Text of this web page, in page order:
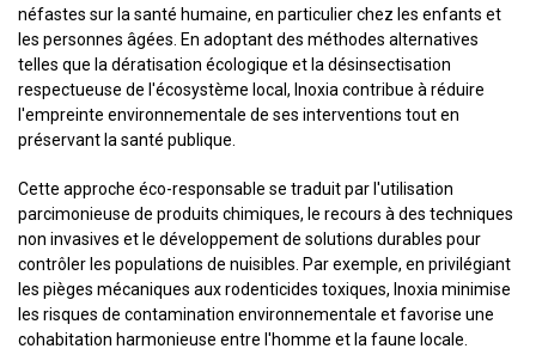
néfastes sur la santé humaine, en particulier chez les enfants et
les personnes âgées. En adoptant des méthodes alternatives
telles que la dératisation écologique et la désinsectisation
respectueuse de l'écosystème local, Inoxia contribue à réduire
l'empreinte environnementale de ses interventions tout en
préservant la santé publique.
Cette approche éco-responsable se traduit par l'utilisation
parcimonieuse de produits chimiques, le recours à des techniques
non invasives et le développement de solutions durables pour
contrôler les populations de nuisibles. Par exemple, en privilégiant
les pièges mécaniques aux rodenticides toxiques, Inoxia minimise
les risques de contamination environnementale et favorise une
cohabitation harmonieuse entre l'homme et la faune locale.